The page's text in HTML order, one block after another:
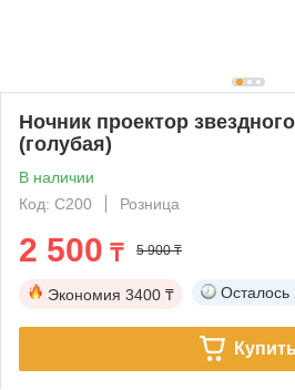
Ночник проектор
(голубая)
В наличии
Код: C200
Розница
2 500 ₸ 5 900 ₸
Экономия 3400 ₸ Осталось
Купить